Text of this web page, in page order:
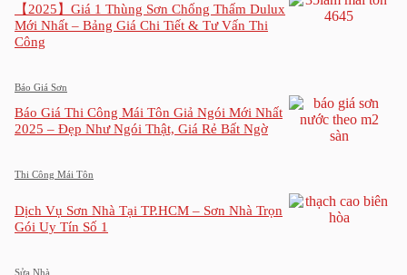
【2025】Giá 1 Thùng Sơn Chống Thấm Dulux
Mới Nhất – Bảng Giá Chi Tiết & Tư Vấn Thi
Công
Báo Giá Sơn
Báo Giá Thi Công Mái Tôn Giả Ngói Mới Nhất
2025 – Đẹp Như Ngói Thật, Giá Rẻ Bất Ngờ
Thi Công Mái Tôn
Dịch Vụ Sơn Nhà Tại TP.HCM – Sơn Nhà Trọn
Gói Uy Tín Số 1
Sửa Nhà